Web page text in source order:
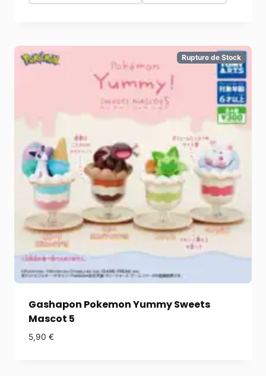
Rupture de Stock
Gashapon Pokemon Yummy Sweets
Mascot 5
5,90 €